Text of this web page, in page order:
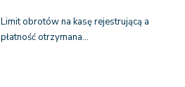
Limit obrotów na kasę rejestrującą a
płatność otrzymana…